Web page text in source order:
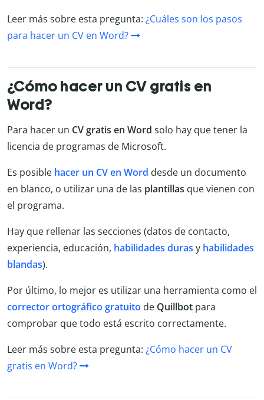
Leer más sobre esta pregunta: ¿Cuáles son los pasos
para hacer un CV en Word?
¿Cómo hacer un CV gratis en
Word?
Para hacer un CV gratis en Word solo hay que tener la
licencia de programas de Microsoft.
Es posible hacer un CV en Word desde un documento
en blanco, o utilizar una de las plantillas que vienen con
el programa.
Hay que rellenar las secciones (datos de contacto,
experiencia, educación, habilidades duras y habilidades
blandas).
Por último, lo mejor es utilizar una herramienta como el
corrector ortográfico gratuito de Quillbot para
comprobar que todo está escrito correctamente.
Leer más sobre esta pregunta: ¿Cómo hacer un CV
gratis en Word?